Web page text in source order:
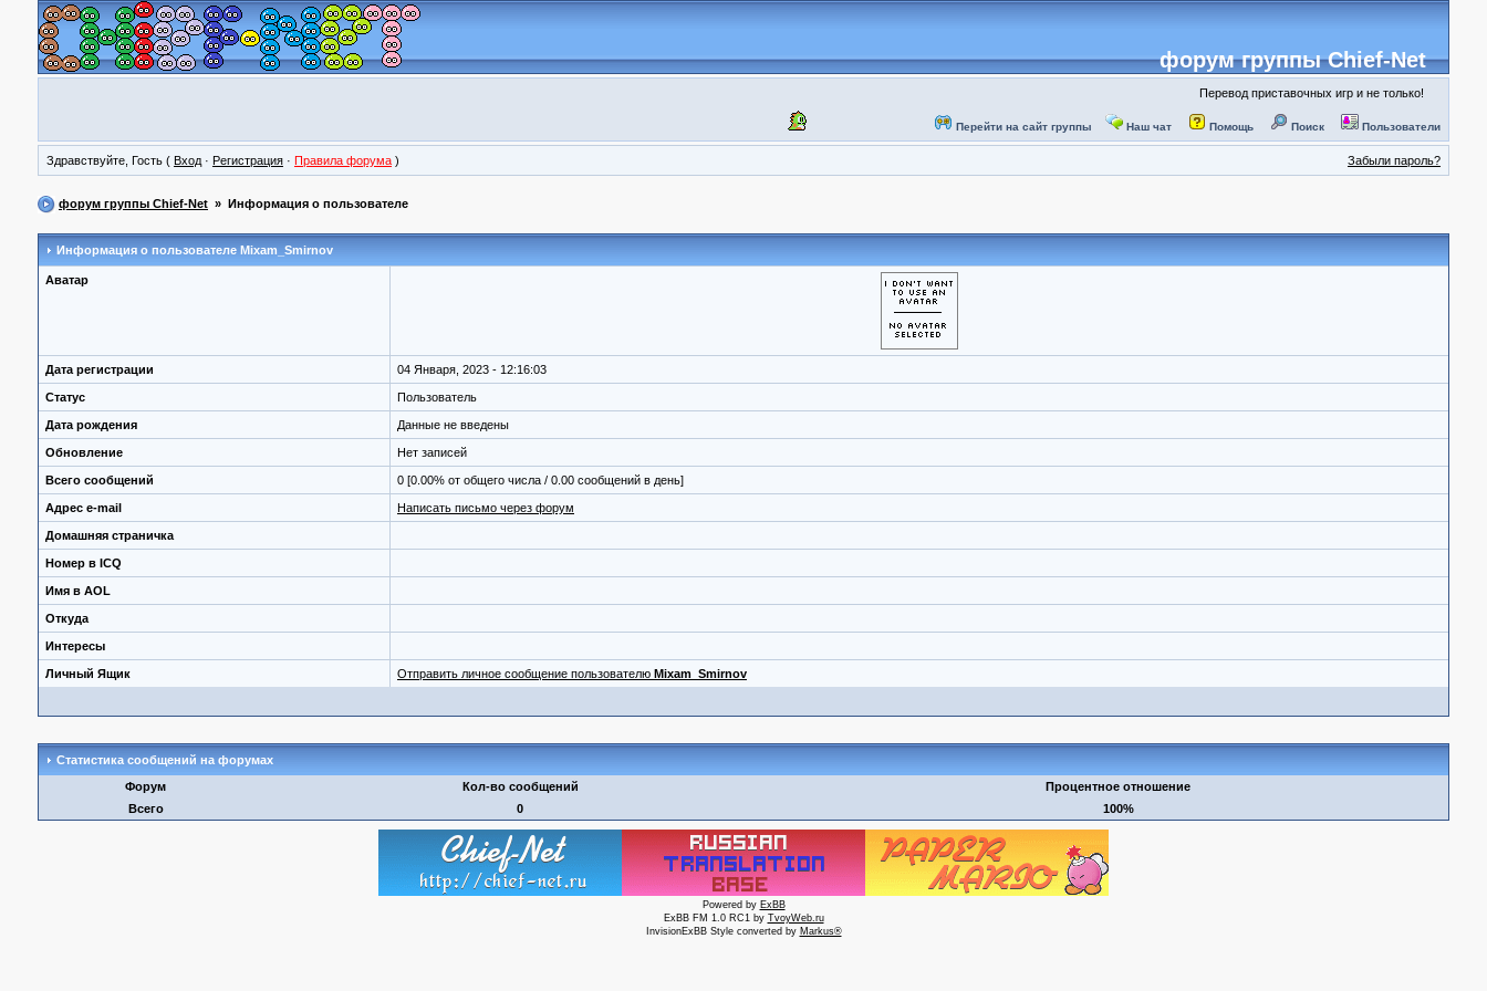
форум группы Chief-Net
Перевод приставочных игр и не только!
Перейти на сайт группы Наш чат Помощь Поиск Пользователи
Здравствуйте, Гость ( Вход · Регистрация · Правила форума ) Забыли пароль?
форум группы Chief-Net » Информация о пользователе
Информация о пользователе Mixam_Smirnov
Аватар
Дата регистрации 04 Января, 2023 - 12:16:03
Статус Пользователь
Дата рождения Данные не введены
Обновление Нет записей
Всего сообщений 0 [0.00% от общего числа / 0.00 сообщений в день]
Адрес e-mail Написать письмо через форум
Домашняя страничка
Номер в ICQ
Имя в AOL
Откуда
Интересы
Личный Ящик Отправить личное сообщение пользователю Mixam_Smirnov
Статистика сообщений на форумах
Форум
Кол-во сообщений
Процентное отношение
Всего
0 100%
Powered by ExBB
ExBB FM 1.0 RC1 by TvoyWeb.ru
InvisionExBB Style converted by Markus®